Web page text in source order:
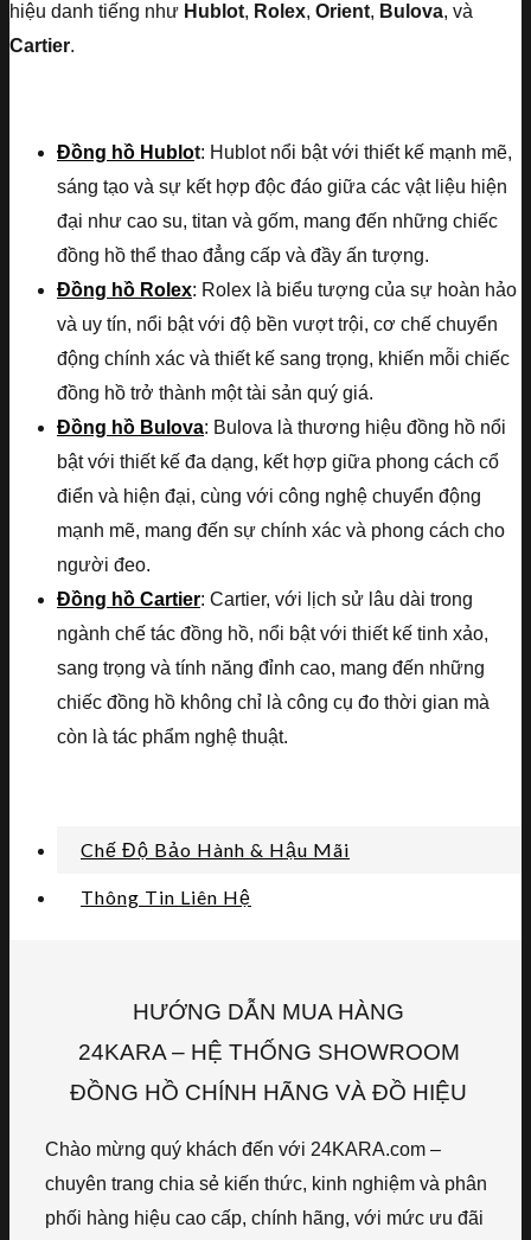
hiệu danh tiếng như Hublot, Rolex, Orient, Bulova, và
Cartier.
Đồng hồ Hublot: Hublot nổi bật với thiết kế mạnh mẽ,
sáng tạo và sự kết hợp độc đáo giữa các vật liệu hiện
đại như cao su, titan và gốm, mang đến những chiếc
đồng hồ thể thao đẳng cấp và đầy ấn tượng.
Đồng hồ Rolex: Rolex là biểu tượng của sự hoàn hảo
và uy tín, nổi bật với độ bền vượt trội, cơ chế chuyển
động chính xác và thiết kế sang trọng, khiến mỗi chiếc
đồng hồ trở thành một tài sản quý giá.
Đồng hồ Bulova: Bulova là thương hiệu đồng hồ nổi
bật với thiết kế đa dạng, kết hợp giữa phong cách cổ
điển và hiện đại, cùng với công nghệ chuyển động
mạnh mẽ, mang đến sự chính xác và phong cách cho
người đeo.
Đồng hồ Cartier: Cartier, với lịch sử lâu dài trong
ngành chế tác đồng hồ, nổi bật với thiết kế tinh xảo,
sang trọng và tính năng đỉnh cao, mang đến những
chiếc đồng hồ không chỉ là công cụ đo thời gian mà
còn là tác phẩm nghệ thuật.
Chế Độ Bảo Hành & Hậu Mãi
Thông Tin Liên Hệ
HƯỚNG DẪN MUA HÀNG
24KARA – HỆ THỐNG SHOWROOM
ĐỒNG HỒ CHÍNH HÃNG VÀ ĐỒ HIỆU
Chào mừng quý khách đến với 24KARA.com –
chuyên trang chia sẻ kiến thức, kinh nghiệm và phân
phối hàng hiệu cao cấp, chính hãng, với mức ưu đãi